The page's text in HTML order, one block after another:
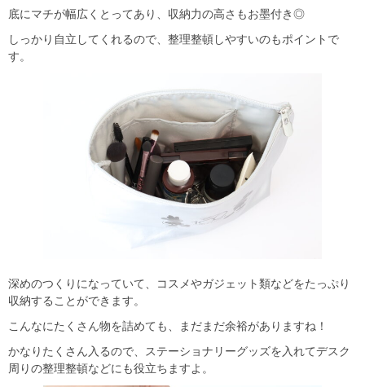
底にマチが幅広くとってあり、収納力の高さもお墨付き◎
しっかり自立してくれるので、整理整頓しやすいのもポイントで
す。
深めのつくりになっていて、コスメやガジェット類などをたっぷり
収納することができます。
こんなにたくさん物を詰めても、まだまだ余裕がありますね！
かなりたくさん入るので、ステーショナリーグッズを入れてデスク
周りの整理整頓などにも役立ちますよ。